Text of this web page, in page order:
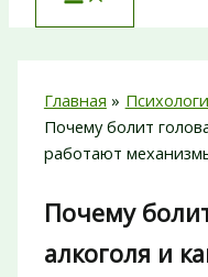
Главная
Почему болит
работают
Почему
алкоголя и